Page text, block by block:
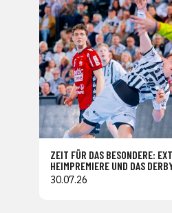
ZEIT FÜR DAS BESONDERE:
HEIMPREMIERE UND DAS
30.07.26